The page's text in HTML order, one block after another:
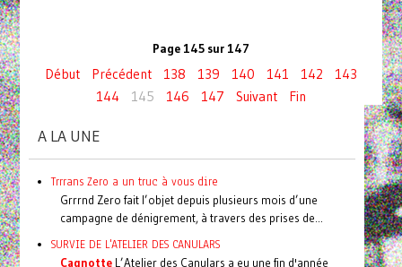
Page 145 sur 147
Début Précédent 138 139 140 141 142
143
144
145 146 147 Suivant Fin
A LA UNE
Trrrans Zero a un truc à vous dire
Grrrnd Zero fait l’objet depuis plusieurs mois d’une
campagne de dénigrement, à travers des prises de...
SURVIE DE L'ATELIER DES CANULARS
CagnotteL’Atelier des Canulars a eu une fin d'année